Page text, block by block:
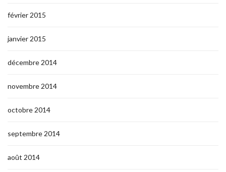
février 2015
janvier 2015
décembre 2014
novembre 2014
octobre 2014
septembre 2014
août 2014